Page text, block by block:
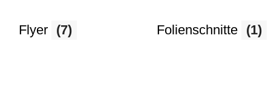
Flyer (7) Folienschnitte (1)